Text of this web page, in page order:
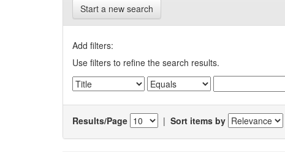
Start a new search
Add filters:
Use filters to refine the search results.
Results/Page | Sort items by